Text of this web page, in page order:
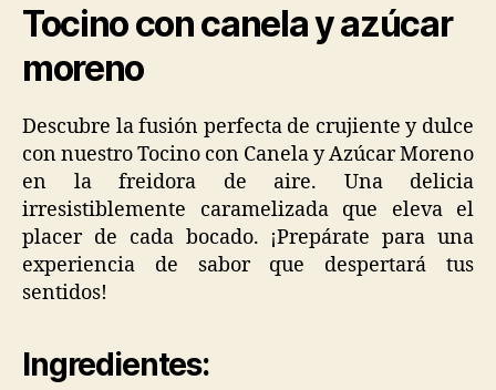
Tocino con canela y azúcar
moreno
Descubre la fusión perfecta de crujiente y dulce
con nuestro Tocino con Canela y Azúcar Moreno
en la freidora de aire. Una delicia
irresistiblemente caramelizada que eleva el
placer de cada bocado. ¡Prepárate para una
experiencia de sabor que despertará tus
sentidos!
Ingredientes: